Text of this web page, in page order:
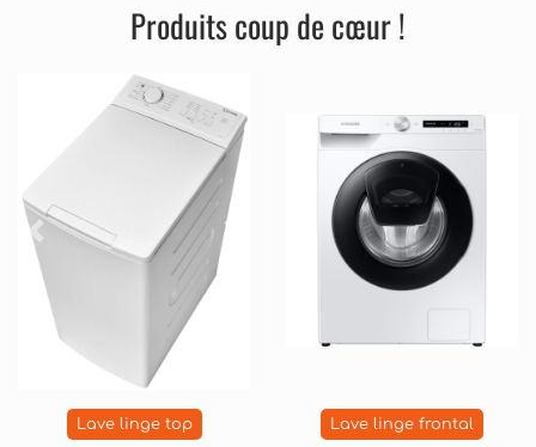
Produits coup de cœur !
Précédent
Lave linge top
Précédent
Lave linge frontal